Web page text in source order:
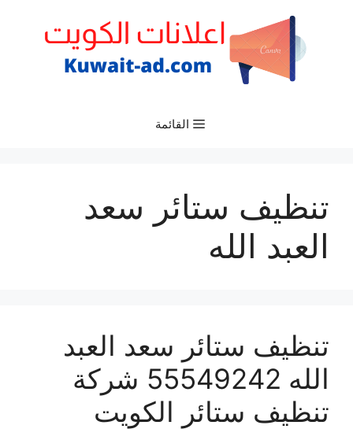
القائمة
تنظيف ستائر سعد
العبد الله
تنظيف ستائر سعد العبد
الله 55549242 شركة
تنظيف ستائر الكويت